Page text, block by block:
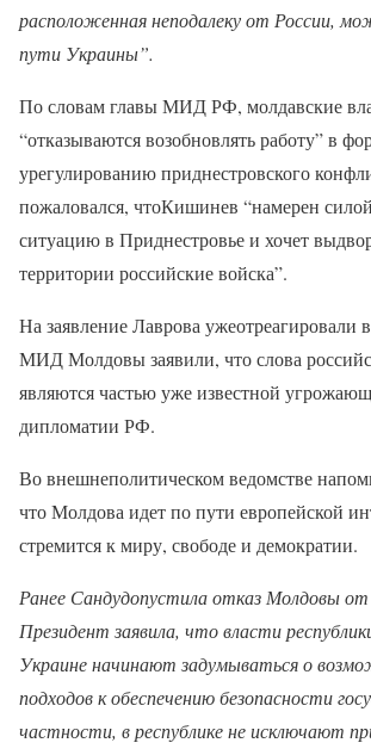
расположенная неподалеку от России,
пути Украины”.
По словам главы МИД РФ, молдавские
“отказываются возобновлять работу” в
урегулированию приднестровского
пожаловался, чтоКишинев “намерен
ситуацию в Приднестровье и хочет
территории российские войска”.
На заявление Лаврова
МИД Молдовы заявили, что слова
являются частью уже известной
дипломатии РФ.
Во внешнеполитическом ведомстве
что Молдова идет по пути европейской
стремится к миру, свободе и демократии.
Ранее Сандудопустила отказ Молдовы
Президент заявила, что власти
Украине начинают задумываться о
подходов к обеспечению безопасности
частности, в республике не исключают